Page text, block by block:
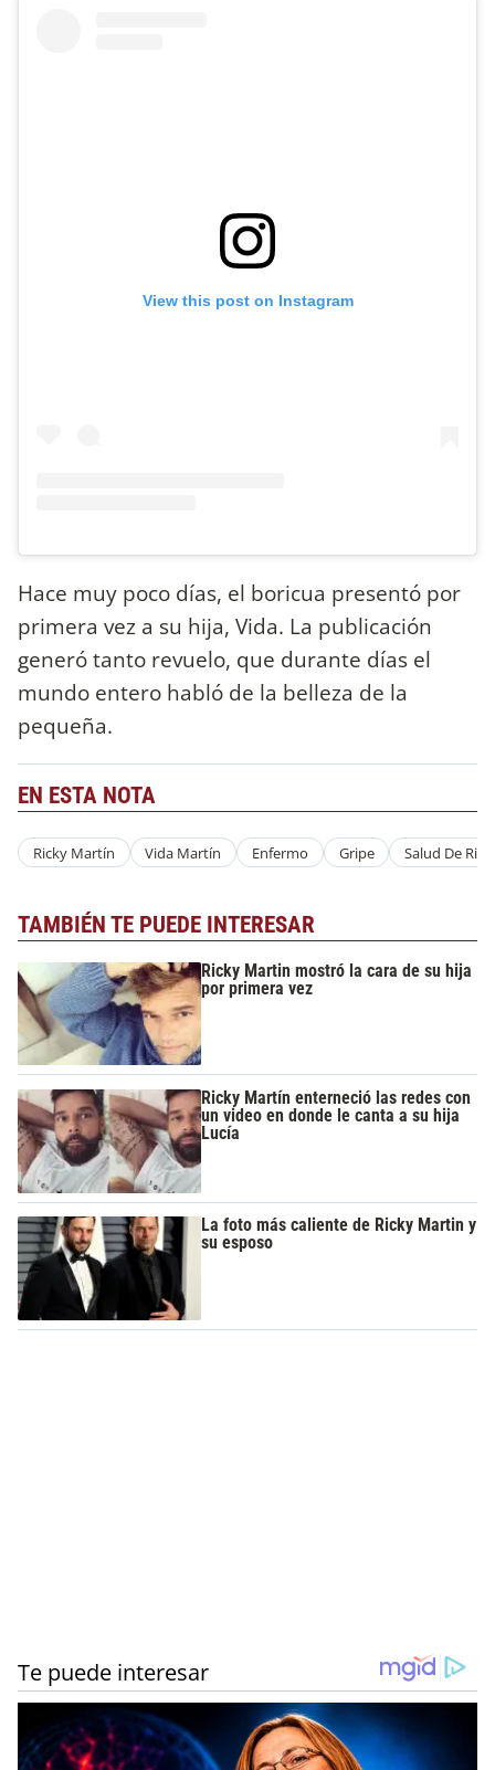
View this post on Instagram
Hace muy poco días, el boricua presentó por
primera vez a su hija, Vida. La publicación
generó tanto revuelo, que durante días el
mundo entero habló de la belleza de la
pequeña.
EN ESTA NOTA
Ricky Martín Vida Martín Enfermo Gripe Salud De
TAMBIÉN TE PUEDE INTERESAR
Ricky Martin mostró la cara de su hija
por primera vez
Ricky Martín enterneció las redes con
un video en donde le canta a su hija
Lucía
La foto más caliente de Ricky Martin y
su esposo